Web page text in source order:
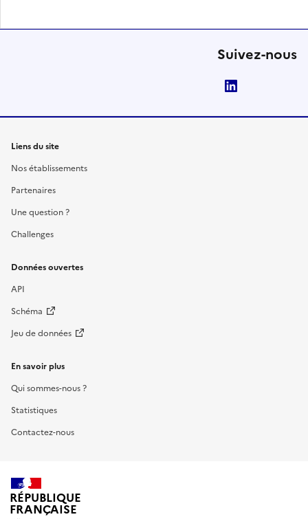
Suivez-nous
Liens du site
Nos établissements
Partenaires
Une question ?
Challenges
Données ouvertes
API
Schéma
Jeu de données
En savoir plus
Qui sommes-nous ?
Statistiques
Contactez-nous
RÉPUBLIQUE
FRANÇAISE